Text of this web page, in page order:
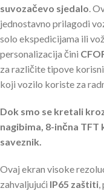
suvozačevo sjedalo.
jednostavno prilagodi
solo ekspedicijama ili
personalizacija čini
za različite tipove
koji vozilo koriste za
Dok smo se kretali
nagibima, 8-inčna
saveznik.
Ovaj ekran visoke
zahvaljujući IP65 zaštiti,